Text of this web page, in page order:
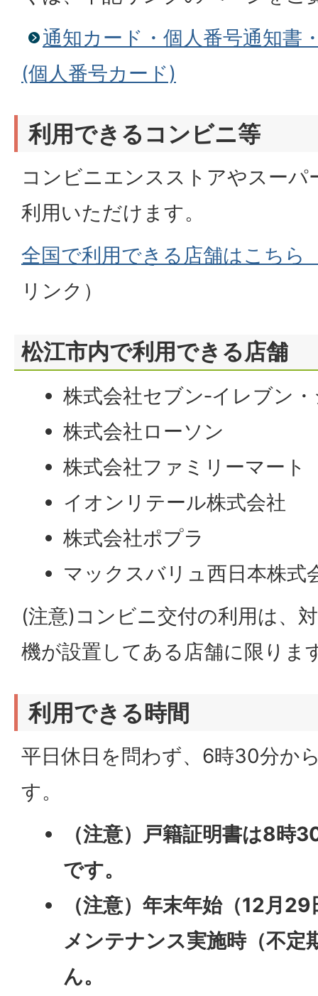
通知カード・個人番号通知書
(個人番号カード)
利用できるコンビニ等
コンビニエンスストアやスーパ
利用いただけます。
全国で利用できる店舗はこちら
リンク）
松江市内で利用できる店舗
株式会社セブン‐イレブン
株式会社ローソン
株式会社ファミリーマート
イオンリテール株式会社
株式会社ポプラ
マックスバリュ西日本株式
(注意)コンビニ交付の利用は、
機が設置してある店舗に限りま
利用できる時間
平日休日を問わず、6時30分か
す。
（注意）戸籍証明書は8時
です。
（注意）年末年始（12月
メンテナンス実施時（不定
ん。